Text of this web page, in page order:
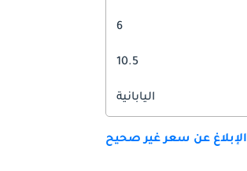
6
10.5
اليابانية
الإبلاغ عن سعر غير صحيح